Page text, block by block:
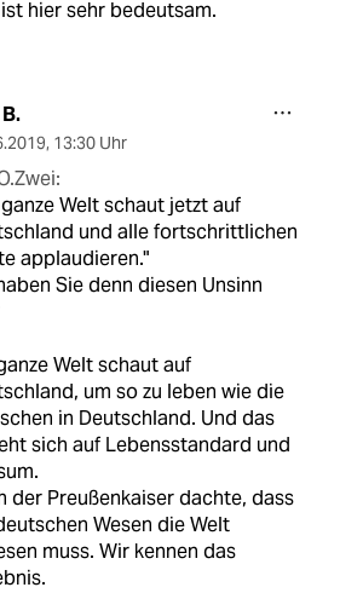
hier sehr bedeutsam.
, 13:30 Uhr
Welt schaut jetzt auf
und alle fortschrittlichen
applaudieren."
Sie denn diesen Unsinn
Welt schaut auf
um so zu leben wie die
in Deutschland. Und das
sich auf Lebensstandard und
der Preußenkaiser dachte, dass
Wesen die Welt
muss. Wir kennen das